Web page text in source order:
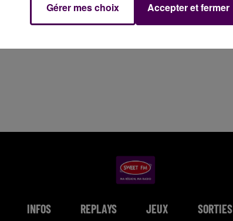
INFOS REPLAYS JEUX SORTIES
Gérer mes choix Accepter et fermer